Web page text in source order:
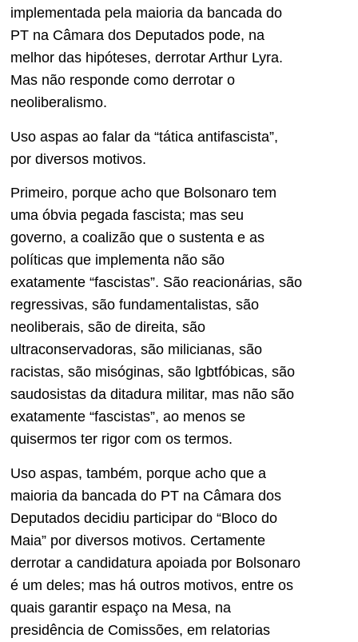
implementada pela maioria da bancada do
PT na Câmara dos Deputados pode, na
melhor das hipóteses, derrotar Arthur Lyra.
Mas não responde como derrotar o
neoliberalismo.
Uso aspas ao falar da “tática antifascista”,
por diversos motivos.
Primeiro, porque acho que Bolsonaro tem
uma óbvia pegada fascista; mas seu
governo, a coalizão que o sustenta e as
políticas que implementa não são
exatamente “fascistas”. São reacionárias, são
regressivas, são fundamentalistas, são
neoliberais, são de direita, são
ultraconservadoras, são milicianas, são
racistas, são misóginas, são lgbtfóbicas, são
saudosistas da ditadura militar, mas não são
exatamente “fascistas”, ao menos se
quisermos ter rigor com os termos.
Uso aspas, também, porque acho que a
maioria da bancada do PT na Câmara dos
Deputados decidiu participar do “Bloco do
Maia” por diversos motivos. Certamente
derrotar a candidatura apoiada por Bolsonaro
é um deles; mas há outros motivos, entre os
quais garantir espaço na Mesa, na
presidência de Comissões, em relatorias